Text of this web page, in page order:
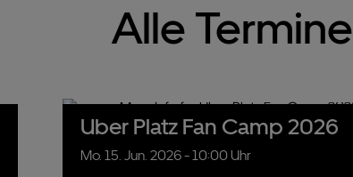
Alle Termine
Uber Platz Fan Camp 2026
Mo. 15. Jun. 2026- 10:00 Uhr